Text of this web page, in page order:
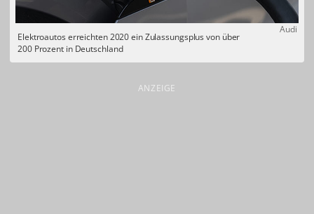
Audi
Elektroautos erreichten 2020 ein Zulassungsplus von über
200 Prozent in Deutschland
ANZEIGE